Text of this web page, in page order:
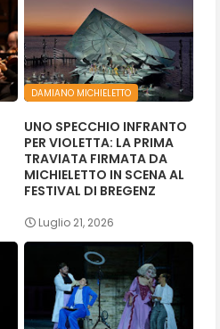
DAMIANO MICHIELETTO
UNO SPECCHIO INFRANTO
PER VIOLETTA: LA PRIMA
TRAVIATA FIRMATA DA
MICHIELETTO IN SCENA AL
FESTIVAL DI BREGENZ
Luglio 21, 2026